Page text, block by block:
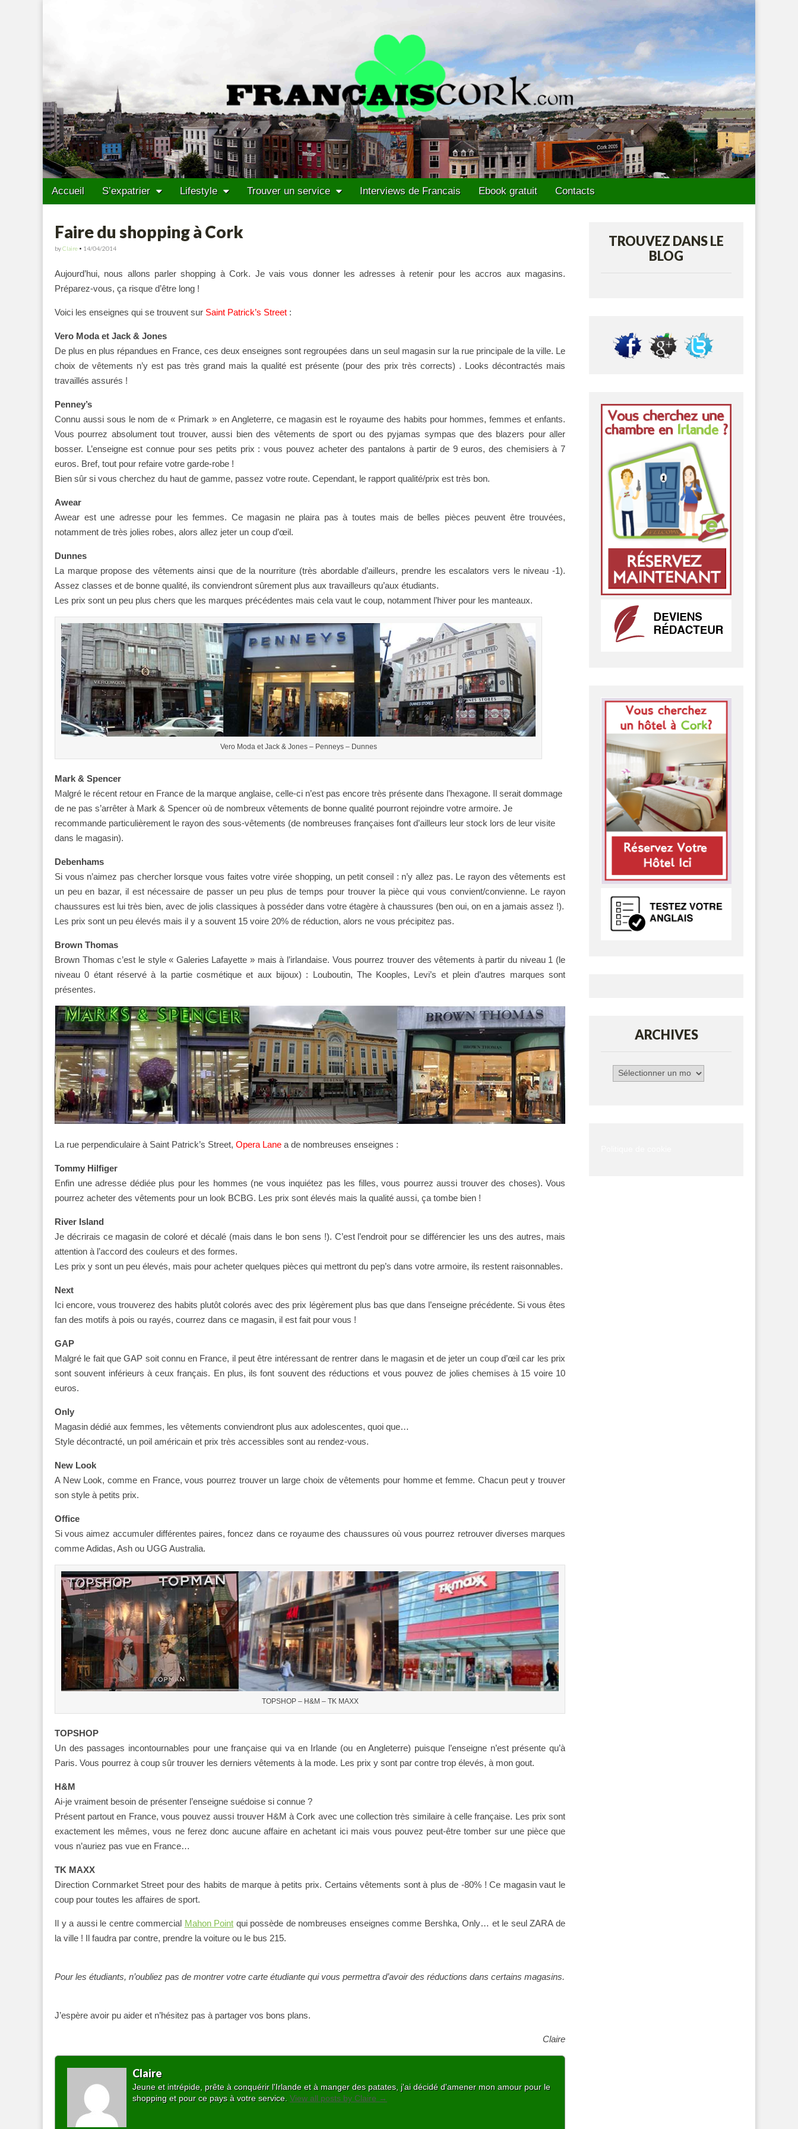
Main menu
Skip to content
Accueil S’expatrier Lifestyle Trouver un service Interviews de Francais Ebook gratuit Contacts
Faire du shopping à Cork
byClaire • 14/04/2014
Aujourd’hui, nous allons parler shopping à Cork. Je vais vous donner les adresses à retenir pour les accros aux magasins.
Préparez-vous, ça risque d’être long !
Voici les enseignes qui se trouvent sur Saint Patrick’s Street :
Vero Moda et Jack & Jones
De plus en plus répandues en France, ces deux enseignes sont regroupées dans un seul magasin sur la rue principale de la ville. Le
choix de vêtements n’y est pas très grand mais la qualité est présente (pour des prix très corrects) . Looks décontractés mais
travaillés assurés !
Penney’s
Connu aussi sous le nom de « Primark » en Angleterre, ce magasin est le royaume des habits pour hommes, femmes et enfants.
Vous pourrez absolument tout trouver, aussi bien des vêtements de sport ou des pyjamas sympas que des blazers pour aller
bosser. L’enseigne est connue pour ses petits prix : vous pouvez acheter des pantalons à partir de 9 euros, des chemisiers à 7
euros. Bref, tout pour refaire votre garde-robe !
Bien sûr si vous cherchez du haut de gamme, passez votre route. Cependant, le rapport qualité/prix est très bon.
Awear
Awear est une adresse pour les femmes. Ce magasin ne plaira pas à toutes mais de belles pièces peuvent être trouvées,
notamment de très jolies robes, alors allez jeter un coup d’œil.
Dunnes
La marque propose des vêtements ainsi que de la nourriture (très abordable d’ailleurs, prendre les escalators vers le niveau -1).
Assez classes et de bonne qualité, ils conviendront sûrement plus aux travailleurs qu’aux étudiants.
Les prix sont un peu plus chers que les marques précédentes mais cela vaut le coup, notamment l’hiver pour les manteaux.
Vero Moda et Jack & Jones – Penneys – Dunnes
Mark & Spencer
Malgré le récent retour en France de la marque anglaise, celle-ci n’est pas encore très présente dans l’hexagone. Il serait dommage
de ne pas s’arrêter à Mark & Spencer où de nombreux vêtements de bonne qualité pourront rejoindre votre armoire. Je
recommande particulièrement le rayon des sous-vêtements (de nombreuses françaises font d’ailleurs leur stock lors de leur visite
dans le magasin).
Debenhams
Si vous n’aimez pas chercher lorsque vous faites votre virée shopping, un petit conseil : n’y allez pas. Le rayon des vêtements est
un peu en bazar, il est nécessaire de passer un peu plus de temps pour trouver la pièce qui vous convient/convienne. Le rayon
chaussures est lui très bien, avec de jolis classiques à posséder dans votre étagère à chaussures (ben oui, on en a jamais assez !).
Les prix sont un peu élevés mais il y a souvent 15 voire 20% de réduction, alors ne vous précipitez pas.
Brown Thomas
Brown Thomas c’est le style « Galeries Lafayette » mais à l’irlandaise. Vous pourrez trouver des vêtements à partir du niveau 1 (le
niveau 0 étant réservé à la partie cosmétique et aux bijoux) : Louboutin, The Kooples, Levi’s et plein d’autres marques sont
présentes.
La rue perpendiculaire à Saint Patrick’s Street, Opera Lane a de nombreuses enseignes :
Tommy Hilfiger
Enfin une adresse dédiée plus pour les hommes (ne vous inquiétez pas les filles, vous pourrez aussi trouver des choses). Vous
pourrez acheter des vêtements pour un look BCBG. Les prix sont élevés mais la qualité aussi, ça tombe bien !
River Island
Je décrirais ce magasin de coloré et décalé (mais dans le bon sens !). C’est l’endroit pour se différencier les uns des autres, mais
attention à l’accord des couleurs et des formes.
Les prix y sont un peu élevés, mais pour acheter quelques pièces qui mettront du pep’s dans votre armoire, ils restent raisonnables.
Next
Ici encore, vous trouverez des habits plutôt colorés avec des prix légèrement plus bas que dans l’enseigne précédente. Si vous êtes
fan des motifs à pois ou rayés, courrez dans ce magasin, il est fait pour vous !
GAP
Malgré le fait que GAP soit connu en France, il peut être intéressant de rentrer dans le magasin et de jeter un coup d’œil car les prix
sont souvent inférieurs à ceux français. En plus, ils font souvent des réductions et vous pouvez de jolies chemises à 15 voire 10
euros.
Only
Magasin dédié aux femmes, les vêtements conviendront plus aux adolescentes, quoi que…
Style décontracté, un poil américain et prix très accessibles sont au rendez-vous.
New Look
A New Look, comme en France, vous pourrez trouver un large choix de vêtements pour homme et femme. Chacun peut y trouver
son style à petits prix.
Office
Si vous aimez accumuler différentes paires, foncez dans ce royaume des chaussures où vous pourrez retrouver diverses marques
comme Adidas, Ash ou UGG Australia.
TOPSHOP – H&M – TK MAXX
TOPSHOP
Un des passages incontournables pour une française qui va en Irlande (ou en Angleterre) puisque l’enseigne n’est présente qu’à
Paris. Vous pourrez à coup sûr trouver les derniers vêtements à la mode. Les prix y sont par contre trop élevés, à mon gout.
H&M
Ai-je vraiment besoin de présenter l’enseigne suédoise si connue ?
Présent partout en France, vous pouvez aussi trouver H&M à Cork avec une collection très similaire à celle française. Les prix sont
exactement les mêmes, vous ne ferez donc aucune affaire en achetant ici mais vous pouvez peut-être tomber sur une pièce que
vous n’auriez pas vue en France…
TK MAXX
Direction Cornmarket Street pour des habits de marque à petits prix. Certains vêtements sont à plus de -80% ! Ce magasin vaut le
coup pour toutes les affaires de sport.
Il y a aussi le centre commercial Mahon Point qui possède de nombreuses enseignes comme Bershka, Only… et le seul ZARA de
la ville ! Il faudra par contre, prendre la voiture ou le bus 215.
Pour les étudiants, n’oubliez pas de montrer votre carte étudiante qui vous permettra d’avoir des réductions dans certains magasins.
J’espère avoir pu aider et n’hésitez pas à partager vos bons plans.
Claire
Claire
Jeune et intrépide, prête à conquérir l'Irlande et à manger des patates, j'ai décidé d'amener mon amour pour le
shopping et pour ce pays à votre service. View all posts by Claire →
TROUVEZ DANS LE
BLOG
ARCHIVES
Archives